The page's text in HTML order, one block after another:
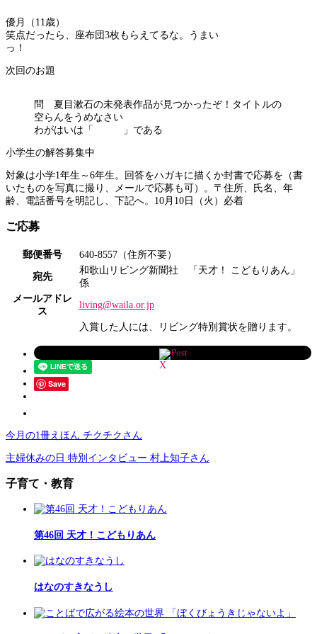
優月（11歳）
笑点だったら、座布団3枚もらえてるな。うまい
っ！
次回のお題
問 夏目漱石の未発表作品が見つかったぞ！タイトルの
空らんをうめなさい
わがはいは「 」である
小学生の解答募集中
対象は小学1年生～6年生。回答をハガキに描くか封書で応募を（書
いたものを写真に撮り、メールで応募も可）。〒住所、氏名、年
齢、電話番号を明記し、下記へ。10月10日（火）必着
ご応募
郵便番号 640-8557（住所不要）
宛先
和歌山リビング新聞社 「天才！ こどもりあん」
係
メールアドレ
ス
living@waila.or.jp
入賞した人には、リビング特別賞状を贈ります。
Post
Save
今月の1冊えほん チクチクさん
主婦休みの日 特別インタビュー 村上知子さん
子育て・教育
第46回 天才！こどもりあん
はなのすきなうし